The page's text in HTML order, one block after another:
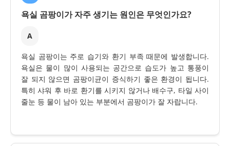
욕실 곰팡이가 자주 생기는 원인은 무엇인가요?
A
욕실 곰팡이는 주로 습기와 환기 부족 때문에 발생합니다.
욕실은 물이 많이 사용되는 공간으로 습도가 높고 통풍이
잘 되지 않으면 곰팡이균이 증식하기 좋은 환경이 됩니다.
특히 샤워 후 바로 환기를 시키지 않거나 배수구, 타일 사이
줄눈 등 물이 남아 있는 부분에서 곰팡이가 잘 자랍니다.